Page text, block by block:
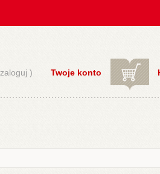
Twoje konto
zaloguj )